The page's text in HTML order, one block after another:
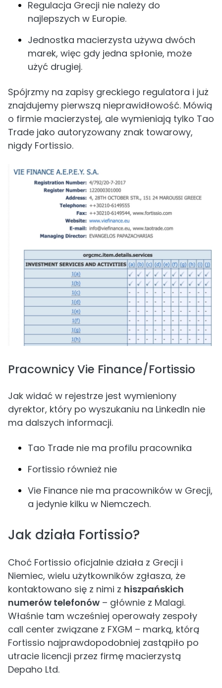
Regulacja Grecji nie należy do
najlepszych w Europie.
Jednostka macierzysta używa dwóch
marek, więc gdy jedna spłonie, może
użyć drugiej.
Spójrzmy na zapisy greckiego regulatora i już
znajdujemy pierwszą nieprawidłowość. Mówią
o firmie macierzystej, ale wymieniają tylko Tao
Trade jako autoryzowany znak towarowy,
nigdy Fortissio.
Pracownicy Vie Finance/Fortissio
Jak widać w rejestrze jest wymieniony
dyrektor, który po wyszukaniu na LinkedIn nie
ma dalszych informacji.
Tao Trade nie ma profilu pracownika
Fortissio również nie
Vie Finance nie ma pracowników w Grecji,
a jedynie kilku w Niemczech.
Jak działa Fortissio?
Choć Fortissio oficjalnie działa z Grecji i
Niemiec, wielu użytkowników zgłasza, że
kontaktowano się z nimi z hiszpańskich
numerów telefonów – głównie z Malagi.
Właśnie tam wcześniej operowały zespoły
call center związane z FXGM – marką, którą
Fortissio najprawdopodobniej zastąpiło po
utracie licencji przez firmę macierzystą
Depaho Ltd.